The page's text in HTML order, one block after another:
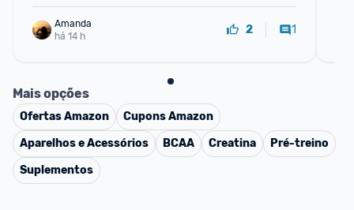
Amanda
há 14 h
2 1
Mais opções
OfertasAmazon CuponsAmazon
Aparelhos e Acessórios
BCAA Creatina
Pré-treino
Suplementos